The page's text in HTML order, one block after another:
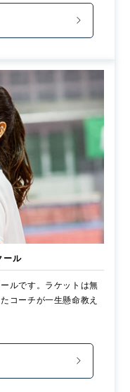
ール
ルです。ラケットは無
コーチが一生懸命教え